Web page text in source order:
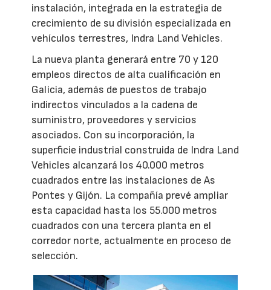
instalación, integrada en la estrategia de
crecimiento de su división especializada en
vehículos terrestres, Indra Land Vehicles.
La nueva planta generará entre 70 y 120
empleos directos de alta cualificación en
Galicia, además de puestos de trabajo
indirectos vinculados a la cadena de
suministro, proveedores y servicios
asociados. Con su incorporación, la
superficie industrial construida de Indra Land
Vehicles alcanzará los 40.000 metros
cuadrados entre las instalaciones de As
Pontes y Gijón. La compañía prevé ampliar
esta capacidad hasta los 55.000 metros
cuadrados con una tercera planta en el
corredor norte, actualmente en proceso de
selección.